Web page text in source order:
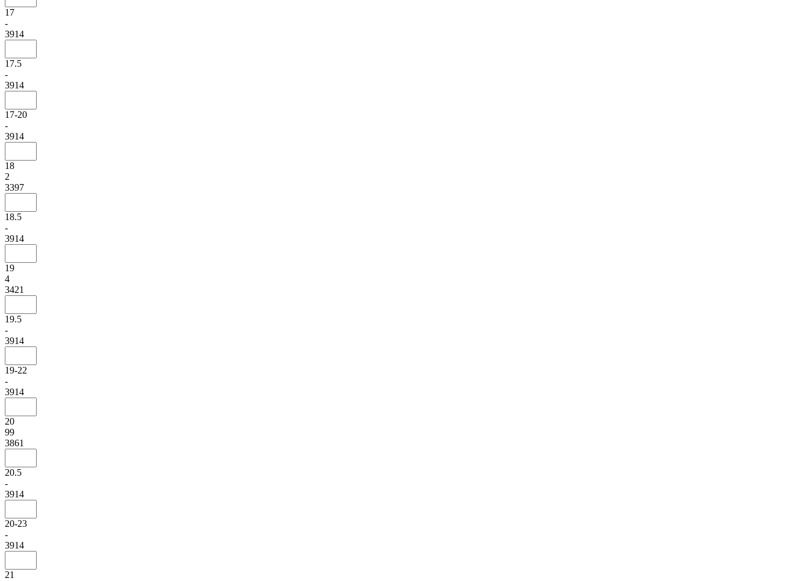
17
-
3914
17.5
-
3914
17-20
-
3914
18
2
3397
18.5
-
3914
19
4
3421
19.5
-
3914
19-22
-
3914
20
99
3861
20.5
-
3914
20-23
-
3914
21